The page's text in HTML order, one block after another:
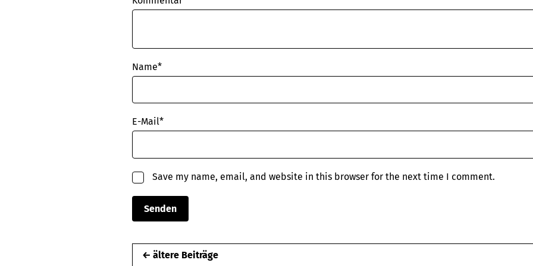
Name*
E-Mail*
Save my name, email, and website in this browser for the next time I comment.
← ältere Beiträge